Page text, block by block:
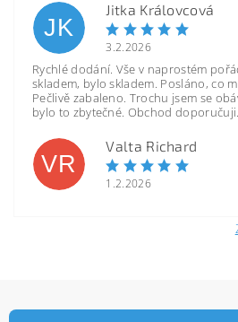
JK
Jitka Královcová
3.2.2026
Rychlé dodání. Vše v naprostém
skladem, bylo skladem. Posláno, co
Pečlivě zabaleno. Trochu jsem se
bylo to zbytečné. Obchod doporučuji.
VR
Valta Richard
1.2.2026